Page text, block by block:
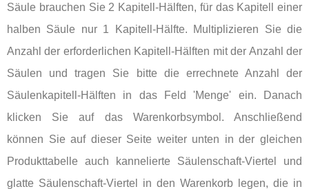
Säule brauchen Sie 2 Kapitell-Hälften, für das Kapitell einer
halben Säule nur 1 Kapitell-Hälfte. Multiplizieren Sie die
Anzahl der erforderlichen Kapitell-Hälften mit der Anzahl der
Säulen und tragen Sie bitte die errechnete Anzahl der
Säulenkapitell-Hälften in das Feld 'Menge' ein. Danach
klicken Sie auf das Warenkorbsymbol. Anschließend
können Sie auf dieser Seite weiter unten in der gleichen
Produkttabelle auch kannelierte Säulenschaft-Viertel und
glatte Säulenschaft-Viertel in den Warenkorb legen, die in